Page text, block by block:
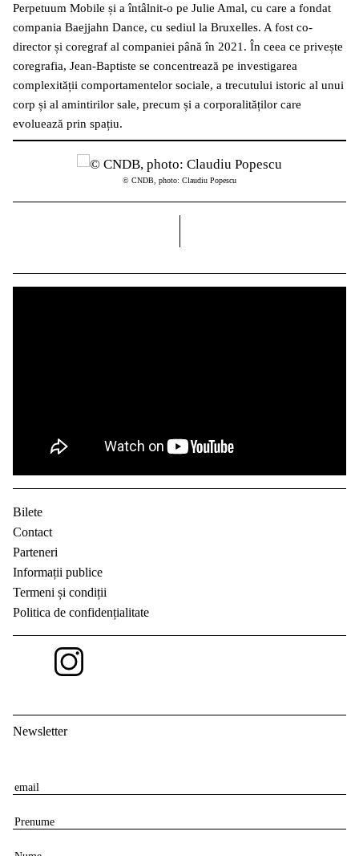
Perpetuum Mobile și a întâlnit-o pe Julie Amal, cu care a fondat
compania Baejjahn Dance, cu sediul la Bruxelles. A fost co-
director și coregraf al companiei până în 2021. În ceea ce privește
coregrafia, Jean-Baptiste se concentrează pe investigarea
complexității comportamentelor sociale, a trecutului istoric al unui
corp și al amintirilor sale, precum și a corporalităților care
evoluează prin spațiu.
© CNDB, photo: Claudiu Popescu
Bilete
Contact
Parteneri
Informații publice
Termeni și condiții
Politica de confidențialitate
Newsletter
E
a
i
P